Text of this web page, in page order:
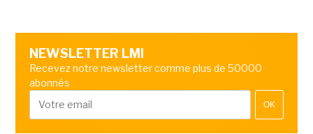
NEWSLETTER LMI
Recevez notre newsletter comme plus de 50000
abonnés
OK